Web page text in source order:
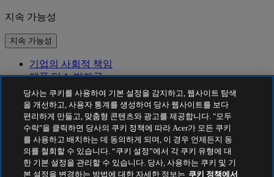
지속 가능성
지속 가능성
기업의 사회적 책임
제품 탄소 발자국
Project Humanity
Earthion
개인정보 처리방침
Cookie 정책
법적 고지 사항
추가 법적 정보
접근성 정책
당사는 쿠키를 사용하여 기본 설정을 감지하고, 웹사이트 탐색
을 개선하고, 사용자 통계를 생성하여 당사 웹사이트를 보다
편리하게 만들고, 맞춤형 콘텐츠와 광고를 제공합니다. "모두
수락"을 클릭하면 당사의 쿠키 정책에 따라 Acer가 모든 쿠키
를 사용하고 배치하는 데 동의하게 되며, 이 경우 언제든지 동
의를 철회할 수 있습니다. “쿠키 설정”에서 각 쿠키 유형에 대
한 기본 설정을 관리할 수 있습니다. 당사, 사용하는 쿠키 및 기
본 설정을 변경하는 방법에 대한 자세한 정보는 쿠키 정책에서